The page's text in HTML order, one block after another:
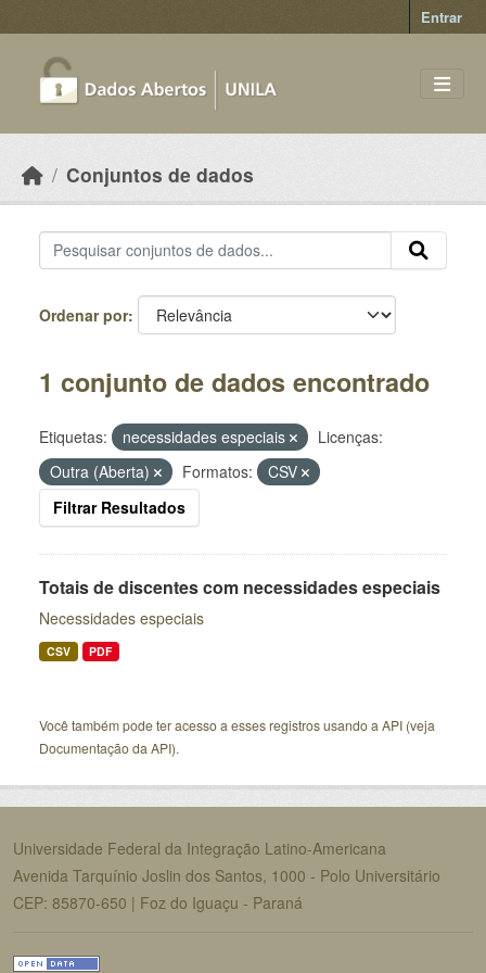
Entrar
Conjuntos de dados
Ordenar por
1 conjunto de dados encontrado
Etiquetas: necessidades especiais
Licenças:
Outra (Aberta)
Formatos:
CSV
Filtrar Resultados
Totais de discentes com necessidades especiais
Necessidades especiais
CSV PDF
Você também pode ter acesso a esses registros usando a API (veja
Documentação da API).
Universidade Federal da Integração Latino-Americana
Avenida Tarquínio Joslin dos Santos, 1000 - Polo Universitário
CEP: 85870-650 | Foz do Iguaçu - Paraná